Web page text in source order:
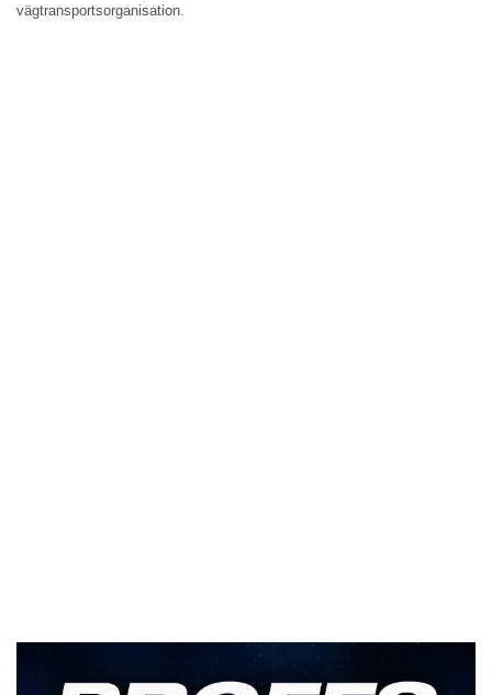
vägtransportsorganisation.